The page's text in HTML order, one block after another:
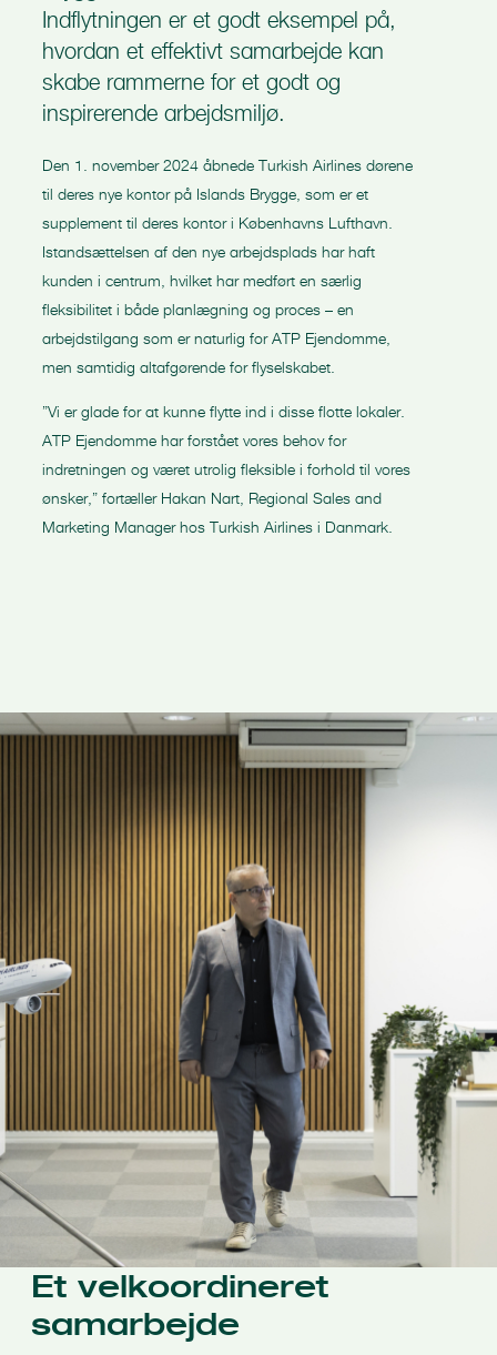
Indflytningen er et godt eksempel på,
hvordan et effektivt samarbejde kan
skabe rammerne for et godt og
inspirerende arbejdsmiljø.
Den 1. november 2024 åbnede Turkish Airlines dørene
til deres nye kontor på Islands Brygge, som er et
supplement til deres kontor i Københavns Lufthavn.
Istandsættelsen af den nye arbejdsplads har haft
kunden i centrum, hvilket har medført en særlig
fleksibilitet i både planlægning og proces – en
arbejdstilgang som er naturlig for ATP Ejendomme,
men samtidig altafgørende for flyselskabet.
”Vi er glade for at kunne flytte ind i disse flotte lokaler.
ATP Ejendomme har forstået vores behov for
indretningen og været utrolig fleksible i forhold til vores
ønsker,” fortæller Hakan Nart, Regional Sales and
Marketing Manager hos Turkish Airlines i Danmark.
Et velkoordineret
samarbejde